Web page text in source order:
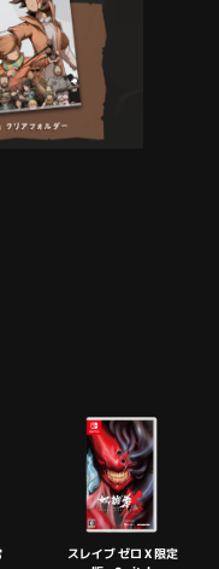
スレイブ ゼロ X 限定